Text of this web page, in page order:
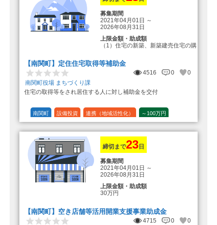
募集期間
2021年04月01日 ～
2026年08月31日
上限金額・助成額
（1）住宅の新築、新築建売住宅の購
登録事業者利用の場合25万円加
算（50万円＋25万円加算＝75万円）
算（25万円＋25万円加算＝50万円）
（3）住宅リフォーム 経費の20％
の額（限度額50万円）
（最大で50万円＋25万円加算＝75万
【南関町】定住住宅取得等補助金
4516 0
0
南関町役場 まちづくり課
住宅の取得等をされ居住する人に対し補助金を交付
南関町 設備投資 連携（地域活性化） ～100万円
締切まで23 日
募集期間
2021年04月01日 ～
2026年08月31日
上限金額・助成額
30万円
【南関町】空き店舗等活用開業支援事業助成金
4715 0
0